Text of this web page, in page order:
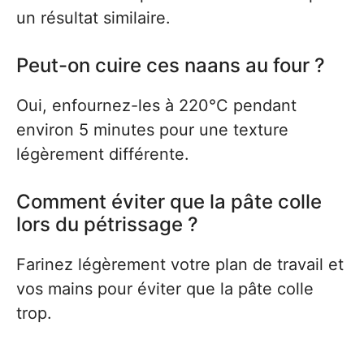
un résultat similaire.
Peut-on cuire ces naans au four ?
Oui, enfournez-les à 220°C pendant
environ 5 minutes pour une texture
légèrement différente.
Comment éviter que la pâte colle
lors du pétrissage ?
Farinez légèrement votre plan de travail et
vos mains pour éviter que la pâte colle
trop.